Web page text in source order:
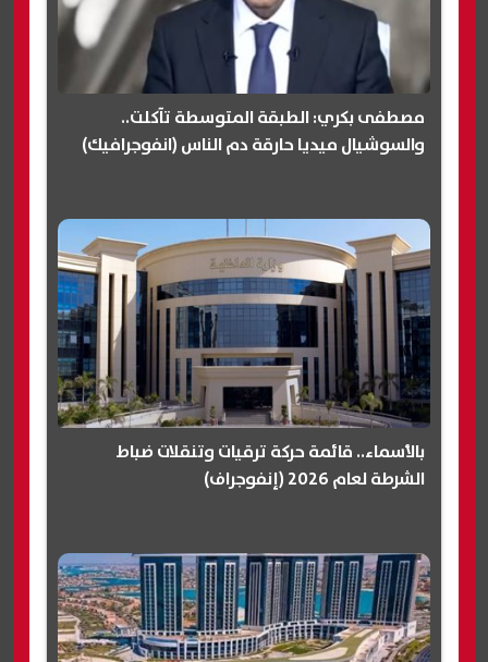
مصطفى بكري: الطبقة المتوسطة تآكلت..
والسوشيال ميديا حارقة دم الناس (انفوجرافيك)
بالأسماء.. قائمة حركة ترقيات وتنقلات ضباط
الشرطة لعام 2026 (إنفوجراف)